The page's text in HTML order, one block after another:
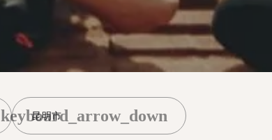
昆明市
keyboard_arrow_down